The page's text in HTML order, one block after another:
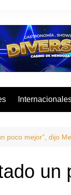
poco mejor”, dijo
un